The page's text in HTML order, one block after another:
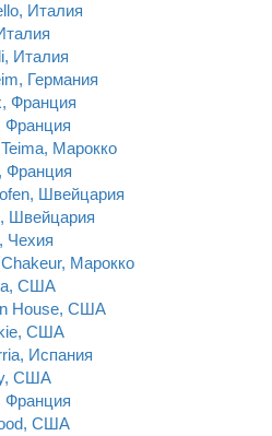
Италия
Италия
Германия
Франция
Франция
Марокко
Франция
Швейцария
Швейцария
Чехия
Марокко
США
House, США
США
Испания
США
Франция
США